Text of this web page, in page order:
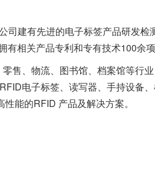
建有先进的电子标签产品研发
相关产品专利和专有技术100余项
售、物流、图书馆、档案馆等行
电子标签、读写器、手持设备
能的RFID 产品及解决方案。